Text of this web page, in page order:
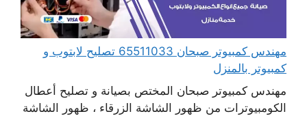
مهندس كمبيوتر صبحان 65511033 تصليح لابتوب و
كمبيوتر بالمنزل
مهندس كمبيوتر صبحان المختص بصيانة و تصليح أعطال
الكومبيوترات من ظهور الشاشة الزرقاء ، ظهور الشاشة